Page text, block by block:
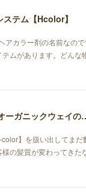
テム【Hcolor】
アカラー剤の名前なので
ムがあります。どんな
OWAY【 H-color】オ
】を扱い出してまだ
の髪質が変わってきた